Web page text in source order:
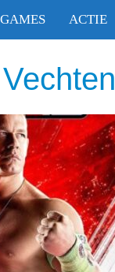
ACTIE
Vechten